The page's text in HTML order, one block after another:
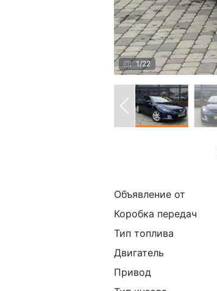
1/22
Объявление от
Коробка передач
Тип топлива
Двигатель
Привод